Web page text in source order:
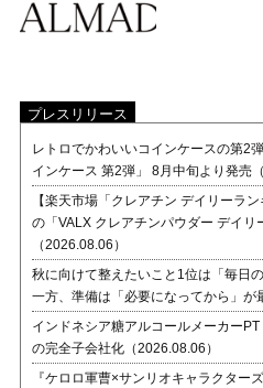
プレスリリース
レトロでかわいいコインケースの第2
インケース 第2弾」 8月中旬より発売
【楽天市場「クレアチン デイリーラ
の「VALX クレアチンパウダー デイリ
（2026.08.06）
秋に向けて整えたいこと1位は「毎日
一方、準備は「必要になってから」が
インドネシア糖アルコールメーカー
の完全子会社化（2026.08.06）
『ケロロ軍曹×サンリオキャラクター